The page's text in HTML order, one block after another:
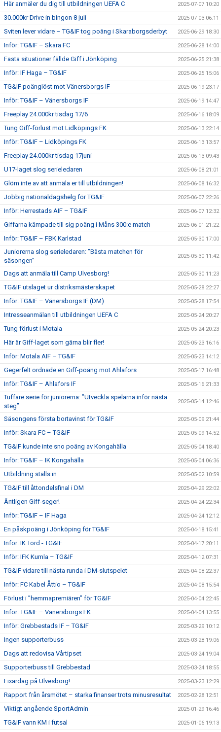
Här anmäler du dig till utbildningen UEFA C 2025-07-07 10:20
30.000kr Drive in bingon 8 juli 2025-07-03 06:11
Sviten lever vidare – TG&IF tog poäng i Skaraborgsderbyt 2025-06-29 18:30
Inför: TG&IF – Skara FC 2025-06-28 14:00
Fasta situationer fällde Giff i Jönköping 2025-06-25 21:38
Inför: IF Haga – TG&IF 2025-06-25 15:06
TG&IF poänglöst mot Vänersborgs IF 2025-06-19 23:17
Inför: TG&IF – Vänersborgs IF 2025-06-19 14:47
Freeplay 24.000kr tisdag 17/6 2025-06-16 18:09
Tung Giff-förlust mot Lidköpings FK 2025-06-13 22:14
Inför: TG&IF – Lidköpings FK 2025-06-13 13:57
Freeplay 24.000kr tisdag 17juni 2025-06-13 09:43
U17-laget slog serieledaren 2025-06-08 21:01
Glöm inte av att anmäla er till utbildningen! 2025-06-08 16:32
Jobbig nationaldagshelg för TG&IF 2025-06-07 22:26
Inför: Herrestads AIF – TG&IF 2025-06-07 12:32
Giffarna kämpade till sig poäng i Måns 300:e match 2025-06-01 21:22
Inför: TG&IF – FBK Karlstad 2025-05-30 17:00
Juniorerna slog serieledaren: ”Bästa matchen för
säsongen”
2025-05-30 11:42
Dags att anmäla till Camp Ulvesborg! 2025-05-30 11:23
TG&IF utslaget ur distriksmästerskapet 2025-05-28 22:27
Inför: TG&IF – Vänersborgs IF (DM) 2025-05-28 17:54
Intresseanmälan till utbildningen UEFA C 2025-05-24 20:27
Tung förlust i Motala 2025-05-24 20:23
Här är Giff-laget som gärna blir fler! 2025-05-23 16:16
Inför: Motala AIF – TG&IF 2025-05-23 14:12
Gegerfelt ordnade en Giff-poäng mot Ahlafors 2025-05-17 16:48
Inför: TG&IF – Ahlafors IF 2025-05-16 21:33
Tuffare serie för juniorerna: ”Utveckla spelarna inför nästa
steg”
2025-05-14 12:46
Säsongens första bortavinst för TG&IF 2025-05-09 21:44
Inför: Skara FC – TG&IF 2025-05-09 14:52
TG&IF kunde inte sno poäng av Kongahälla 2025-05-04 18:40
Inför: TG&IF – IK Kongahälla 2025-05-04 06:36
Utbildning ställs in 2025-05-02 10:59
TG&IF till åttondelsfinal i DM 2025-04-29 22:02
Äntligen Giff-seger! 2025-04-24 22:34
Inför: TG&IF – IF Haga 2025-04-24 12:12
En påskpoäng i Jönköping för TG&IF 2025-04-18 15:41
Inför: IK Tord - TG&IF 2025-04-17 20:11
Inför: IFK Kumla – TG&IF 2025-04-12 07:31
TG&IF vidare till nästa runda i DM-slutspelet 2025-04-08 22:37
Inför: FC Kabel Åttio – TG&IF 2025-04-08 15:54
Förlust i ”hemmapremiären” för TG&IF 2025-04-04 22:45
Inför: TG&IF – Vänersborgs FK 2025-04-04 13:55
Inför: Grebbestads IF – TG&IF 2025-03-29 10:12
Ingen supporterbuss 2025-03-28 19:06
Dags att redovisa Vårtipset 2025-03-24 19:04
Supporterbuss till Grebbestad 2025-03-24 18:55
Fixardag på Ulvesborg! 2025-03-23 12:29
Rapport från årsmötet – starka finanser trots minusresultat 2025-02-28 12:51
Viktigt angående SportAdmin 2025-01-29 16:46
TG&IF vann KM i futsal 2025-01-06 19:13